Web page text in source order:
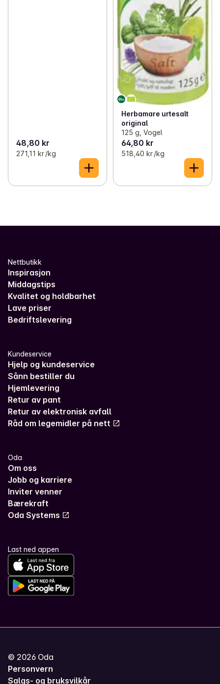
48,80 kr
271,11 kr /kg
Herbamare urtesalt
original
125 g, Vogel
64,80 kr
518,40 kr /kg
Nettbutikk
Inspirasjon
Middagstips
Kvalitet og holdbarhet
Lave priser
Bedriftslevering
Kundeservice
Hjelp og kundeservice
Sånn bestiller du
Hjemlevering
Retur av pant
Retur av elektronisk avfall
Råd om legemidler på nett
Oda
Om oss
Jobb og karriere
Inviter venner
Bærekraft
Oda Systems
Last ned appen
© 2026 Oda
Personvern
Salgs- og bruksvilkår